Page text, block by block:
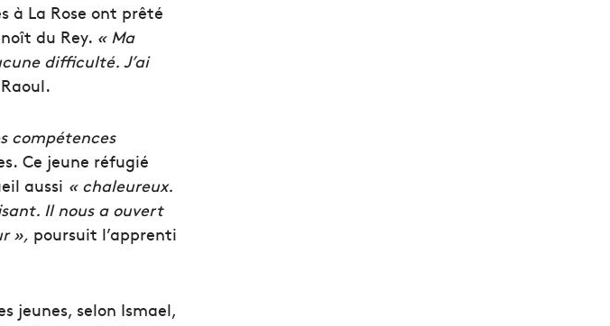
à La Rose ont prêté
du Rey. « Ma
difficulté. J’ai
compétences
Ce jeune réfugié
aussi « chaleureux.
Il nous a ouvert
», poursuit l’apprenti
jeunes, selon Ismael,